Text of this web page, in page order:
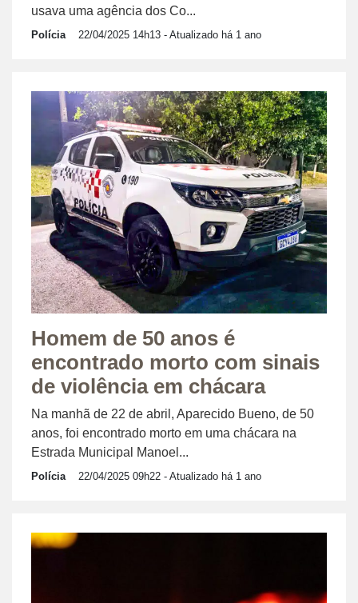
usava uma agência dos Co...
Polícia 22/04/2025 14h13 - Atualizado há 1 ano
Homem de 50 anos é
encontrado morto com sinais
de violência em chácara
Na manhã de 22 de abril, Aparecido Bueno, de 50
anos, foi encontrado morto em uma chácara na
Estrada Municipal Manoel...
Polícia 22/04/2025 09h22 - Atualizado há 1 ano